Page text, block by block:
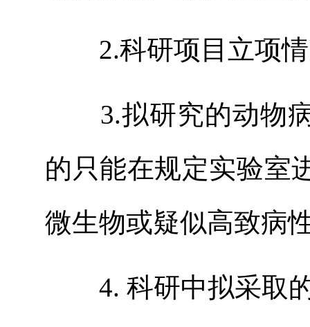
2.科研项目立项
3.拟研究的动物
的只能在规定实验室
微生物或疑似高致病
4. 科研中拟采取